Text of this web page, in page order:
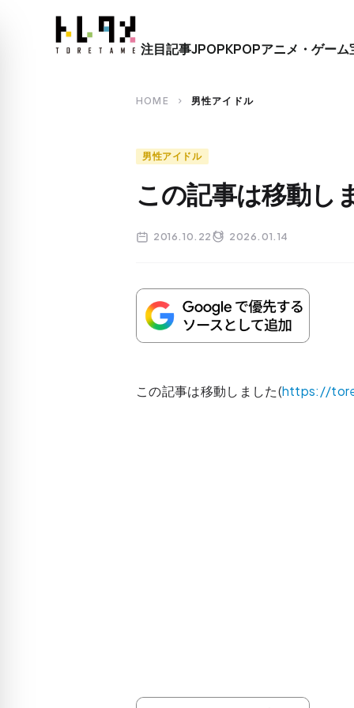
close
注目記事JPOPKPOPアニメ・ゲーム
HOME chevron_right 男性アイドル
男性アイドル
この記事は移動し
2016.10.22 2026.01.14
この記事は移動しました(https://